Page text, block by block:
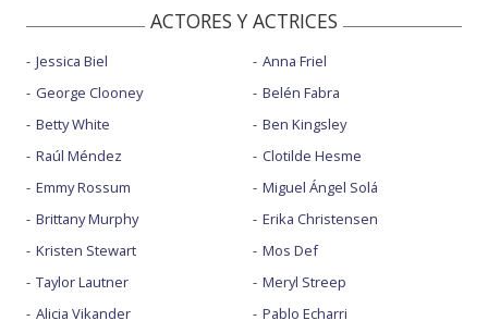
ACTORES Y ACTRICES
Jessica Biel
George Clooney
Betty White
Raúl Méndez
Emmy Rossum
Brittany Murphy
Kristen Stewart
Taylor Lautner
Alicia Vikander
Anna Friel
Belén Fabra
Ben Kingsley
Clotilde Hesme
Miguel Ángel Solá
Erika Christensen
Mos Def
Meryl Streep
Pablo Echarri